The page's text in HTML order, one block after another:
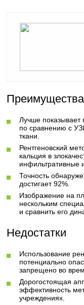
Лучше
по сравнению с
ткани.
Рентгеновский
кальция в
инфильтративные
Точность
достигает 92%.
Изображение на
нескольким
и сравнить его
Недостатки
Использование
потенциально
запрещено во
Дорогостоящая
эффективность
учреждениях.